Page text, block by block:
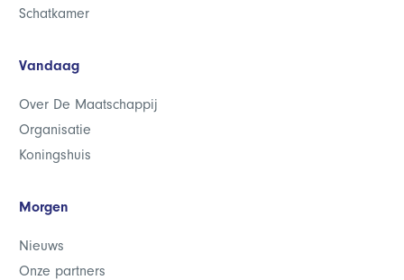
Schatkamer
Vandaag
Over De Maatschappij
Organisatie
Koningshuis
Morgen
Nieuws
Onze partners